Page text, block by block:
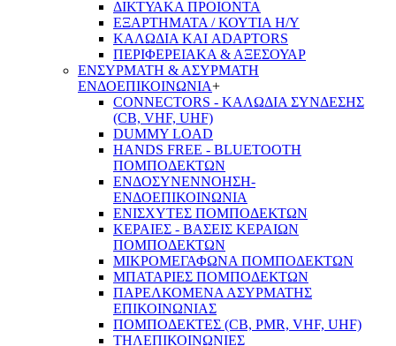
ΔΙΚΤΥΑΚΑ ΠΡΟΙΟΝΤΑ
ΕΞΑΡΤΗΜΑΤΑ / ΚΟΥΤΙΑ Η/Υ
ΚΑΛΩΔΙΑ ΚΑΙ ADAPTORS
ΠΕΡΙΦΕΡΕΙΑΚΑ & ΑΞΕΣΟΥΑΡ
ΕΝΣΥΡΜΑΤΗ & ΑΣΥΡΜΑΤΗ
ΕΝΔΟΕΠΙΚΟΙΝΩΝΙΑ+
CONNECTORS - ΚΑΛΩΔΙΑ ΣΥΝΔΕΣΗΣ
(CB, VHF, UHF)
DUMMY LOAD
HANDS FREE - BLUETOOTH
ΠΟΜΠΟΔΕΚΤΩΝ
ΕΝΔΟΣΥΝΕΝΝΟΗΣΗ-
ΕΝΔΟΕΠΙΚΟΙΝΩΝΙΑ
ΕΝΙΣΧΥΤΕΣ ΠΟΜΠΟΔΕΚΤΩΝ
ΚΕΡΑΙΕΣ - ΒΑΣΕΙΣ ΚΕΡΑΙΩΝ
ΠΟΜΠΟΔΕΚΤΩΝ
ΜΙΚΡΟΜΕΓΑΦΩΝΑ ΠΟΜΠΟΔΕΚΤΩΝ
ΜΠΑΤΑΡΙΕΣ ΠΟΜΠΟΔΕΚΤΩΝ
ΠΑΡΕΛΚΟΜΕΝΑ ΑΣΥΡΜΑΤΗΣ
ΕΠΙΚΟΙΝΩΝΙΑΣ
ΠΟΜΠΟΔΕΚΤΕΣ (CB, PMR, VHF, UHF)
ΤΗΛΕΠΙΚΟΙΝΩΝΙΕΣ